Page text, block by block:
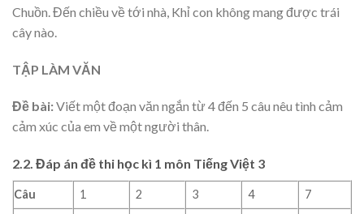
Chuồn. Đến chiều về tới nhà, Khỉ con không mang được trái
cây nào.
TẬP LÀM VĂN
Đề bài:Viết một đoạn văn ngắn từ 4 đến 5 câu nêu tình cảm
cảm xúc của em về một người thân.
2.2. Đáp án đề thi học kì 1 môn Tiếng Việt 3
Câu 1 2 3 4
7